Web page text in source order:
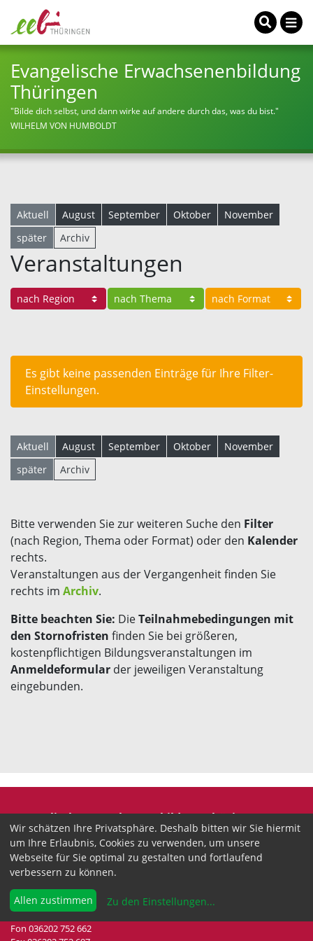
Evangelische Erwachsenenbildung
Thüringen
"Bilde dich selbst, und dann wirke auf andere durch das, was du bist."
WILHELM VON HUMBOLDT
Aktuell August September Oktober
November
später
Archiv
Veranstaltungen
Es gibt keine passenden Einträge für Ihre Filter-
Einstellungen.
Aktuell August September Oktober
November
später
Archiv
Bitte verwenden Sie zur weiteren Suche den Filter
(nach Region, Thema oder Format) oder den Kalender
rechts.
Veranstaltungen aus der Vergangenheit finden Sie
rechts im Archiv.
Bitte beachten Sie: DieTeilnahmebedingungen mit
den Stornofristen finden Sie bei größeren,
kostenpflichtigen Bildungsveranstaltungen im
Anmeldeformular der jeweiligen Veranstaltung
eingebunden.
Evangelische Erwachsenenbildung Thüringen
Wir sind anerkannter freier Träger der
Erwachsenenbildung in Thüringen.
Landesgeschäftsstelle
Drei-Gleichen-Straße 35a
99192 Neudietendorf
Fon 036202 752 662
Wir schätzen Ihre Privatsphäre. Deshalb bitten wir Sie hiermit
um Ihre Erlaubnis, Cookies zu verwenden, um unsere
Webseite für Sie optimal zu gestalten und fortlaufend
verbessern zu können.
Allen zustimmen Zu den Einstellungen...